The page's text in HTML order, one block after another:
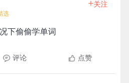
选
+关注
下偷偷学单词
评论 点赞